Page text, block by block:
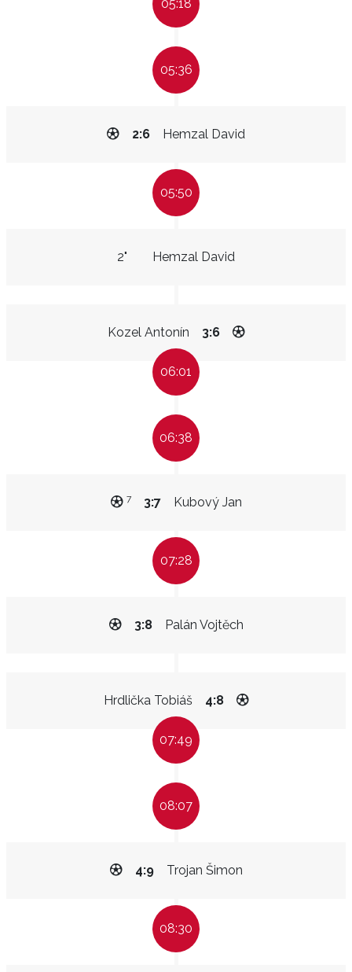
05:18
05:36
Hemzal David
2:6
05:50
Hemzal David
2"
Kozel Antonín 3:6
06:01
06:38
Kubový Jan
3:7
7
07:28
Palán Vojtěch
3:8
Hrdlička Tobiáš 4:8
07:49
08:07
Trojan Šimon
4:9
08:30